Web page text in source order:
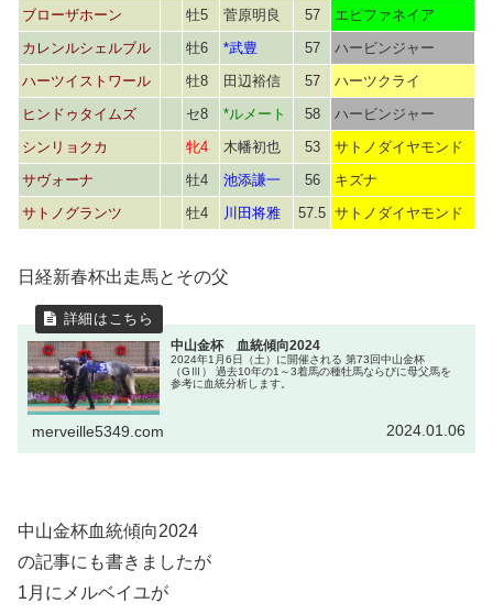
ブローザホーン
牡5 菅原明良 57
エピファネイア
カレンルシェルブル
牡6 *武豊 57
ハービンジャー
ハーツイストワール
牡8 田辺裕信 57
ハーツクライ
ヒンドゥタイムズ
セ8 *ルメート 58
ハービンジャー
シンリョクカ
牝4 木幡初也 53
サトノダイヤモンド
サヴォーナ
牡4 池添謙一 56
キズナ
サトノグランツ
牡4 川田将雅 57.5 サトノダイヤモンド
日経新春杯出走馬とその父
中山金杯 血統傾向2024
2024年1月6日（土）に開催される 第73回中山金杯
（GⅢ） 過去10年の1～3着馬の種牡馬ならびに母父馬を
参考に血統分析します。
merveille5349.com 2024.01.06
中山金杯血統傾向2024
の記事にも書きましたが
1月にメルベイユが